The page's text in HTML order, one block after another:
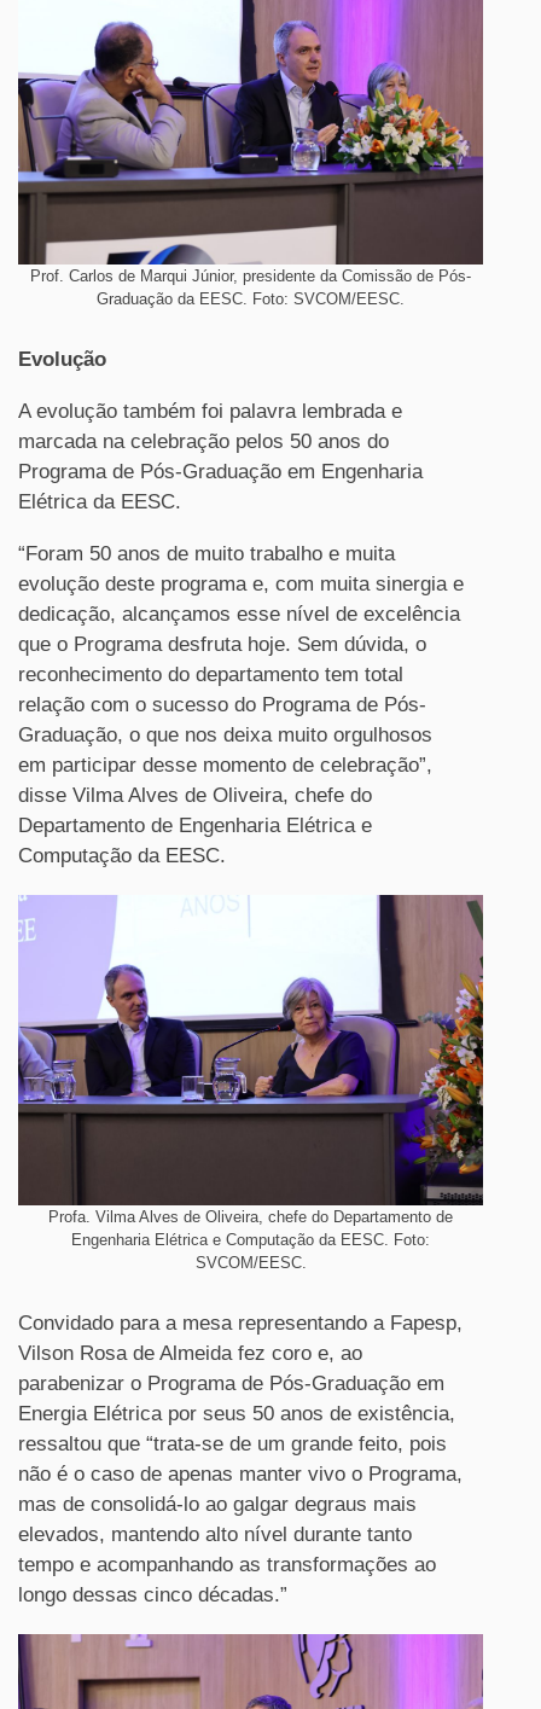
Prof. Carlos de Marqui Júnior, presidente da Comissão de Pós-
Graduação da EESC. Foto: SVCOM/EESC.
Evolução
A evolução também foi palavra lembrada e
marcada na celebração pelos 50 anos do
Programa de Pós-Graduação em Engenharia
Elétrica da EESC.
“Foram 50 anos de muito trabalho e muita
evolução deste programa e, com muita sinergia e
dedicação, alcançamos esse nível de excelência
que o Programa desfruta hoje. Sem dúvida, o
reconhecimento do departamento tem total
relação com o sucesso do Programa de Pós-
Graduação, o que nos deixa muito orgulhosos
em participar desse momento de celebração”,
disse Vilma Alves de Oliveira, chefe do
Departamento de Engenharia Elétrica e
Computação da EESC.
Profa. Vilma Alves de Oliveira, chefe do Departamento de
Engenharia Elétrica e Computação da EESC. Foto:
SVCOM/EESC.
Convidado para a mesa representando a Fapesp,
Vilson Rosa de Almeida fez coro e, ao
parabenizar o Programa de Pós-Graduação em
Energia Elétrica por seus 50 anos de existência,
ressaltou que “trata-se de um grande feito, pois
não é o caso de apenas manter vivo o Programa,
mas de consolidá-lo ao galgar degraus mais
elevados, mantendo alto nível durante tanto
tempo e acompanhando as transformações ao
longo dessas cinco décadas.”